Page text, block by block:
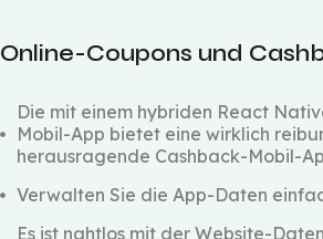
Online-Coupons und
Die mit einem hybriden React
Mobil-App bietet eine wirklich
herausragende Cashback-Mobil-
Verwalten Sie die App-Daten
Es ist nahtlos mit der Website-